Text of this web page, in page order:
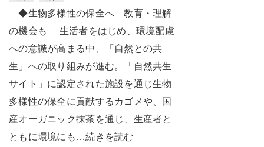
◆生物多様性の保全へ 教育・理解
の機会も 生活者をはじめ、環境配慮
への意識が高まる中、「自然との共
生」への取り組みが進む。「自然共生
サイト」に認定された施設を通じ生物
多様性の保全に貢献するカゴメや、国
産オーガニック抹茶を通じ、生産者と
ともに環境にも…続きを読む